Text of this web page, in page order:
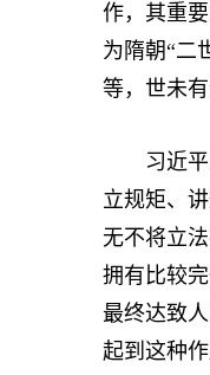
作，其重
为隋朝“二
等，世未
习近平总
立规矩、
无不将立
拥有比较
最终达致
起到这种